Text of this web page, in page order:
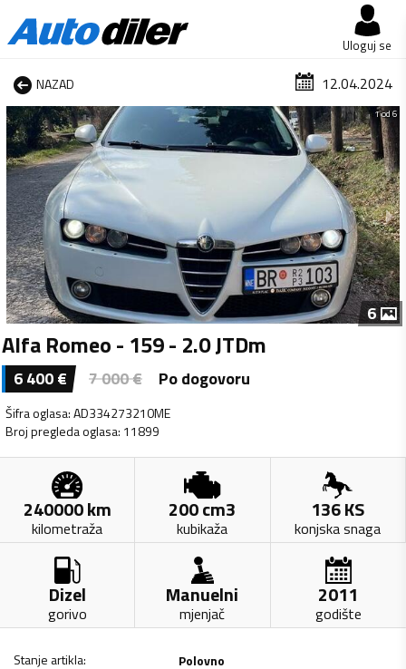
Uloguj se
NAZAD 12.04.2024
1 od 6
6
Alfa Romeo - 159 - 2.0 JTDm
6 400€ 7 000€ Po dogovoru
Šifra oglasa:AD334273210ME
Broj pregleda oglasa: 11899
240000km
kilometraža
200cm3
kubikaža
136KS
konjska snaga
Dizel
gorivo
Manuelni
mjenjač
2011
godište
Stanje artikla:
Polovno